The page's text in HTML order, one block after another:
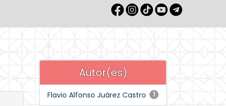
Autor(es)
1
Flavio Alfonso Juárez Castro